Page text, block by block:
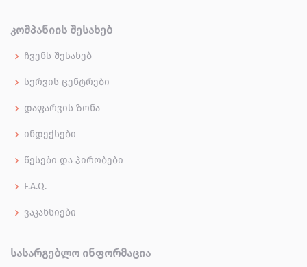
ᲙᲝᲛᲞᲐᲜᲘᲘᲡ ᲨᲔᲡᲐᲮᲔᲑ
ჩვენს შესახებ
სერვის ცენტრები
დაფარვის ზონა
ინდექსები
წესები და პირობები
F.A.Q.
ვაკანსიები
ᲡᲐᲡᲐᲠᲒᲔᲑᲚᲝ ᲘᲜᲤᲝᲠᲛᲐᲪᲘᲐ